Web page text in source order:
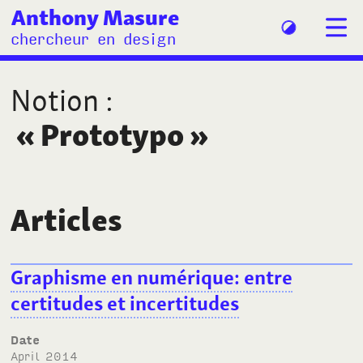
Anthony Masure
chercheur en design
Notion :
« Prototypo»
Articles
Graphisme en numérique: entre
certitudes et incertitudes
Date
April 2014